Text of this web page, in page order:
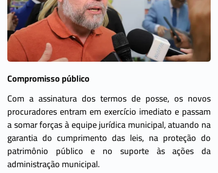
Compromisso público
Com a assinatura dos termos de posse, os novos
procuradores entram em exercício imediato e passam
a somar forças à equipe jurídica municipal, atuando na
garantia do cumprimento das leis, na proteção do
patrimônio público e no suporte às ações da
administração municipal.